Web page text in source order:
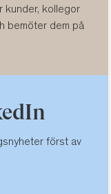
kunder, kollegor
bemöter dem på
först av